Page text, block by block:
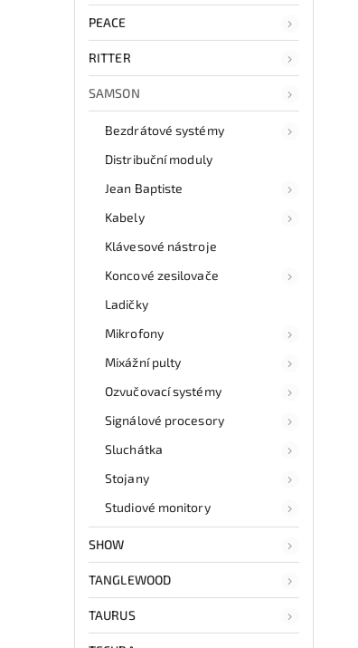
PEACE
RITTER
SAMSON
Bezdrátové systémy
Distribuční moduly
Jean Baptiste
Kabely
Klávesové nástroje
Koncové zesilovače
Ladičky
Mikrofony
Mixážní pulty
Ozvučovací systémy
Signálové procesory
Sluchátka
Stojany
Studiové monitory
SHOW
TANGLEWOOD
TAURUS